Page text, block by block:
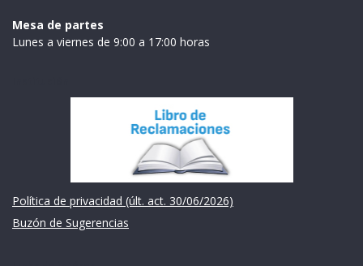
Mesa de partes
Lunes a viernes de 9:00 a 17:00 horas
Política de privacidad (últ. act. 30/06/2026)
Buzón de Sugerencias